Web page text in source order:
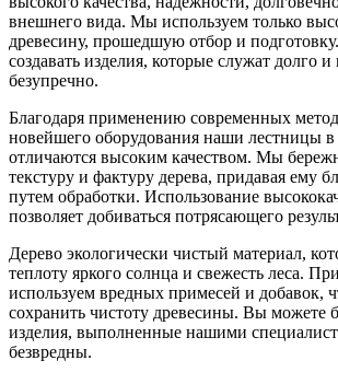
внешнего вида. Мы используем только
древесину, прошедшую отбор и
создавать изделия, которые служат долго и
безупречно.
Благодаря применению современных
новейшего оборудования наши лестницы
отличаются высоким качеством. Мы
текстуру и фактуру дерева, придавая ему
путем обработки. Использование
позволяет добиваться потрясающего
Дерево экологически чистый материал,
теплоту яркого солнца и свежесть леса.
используем вредных примесей и добавок,
сохранить чистоту древесины. Вы можете
изделия, выполненные нашими
безвредны.